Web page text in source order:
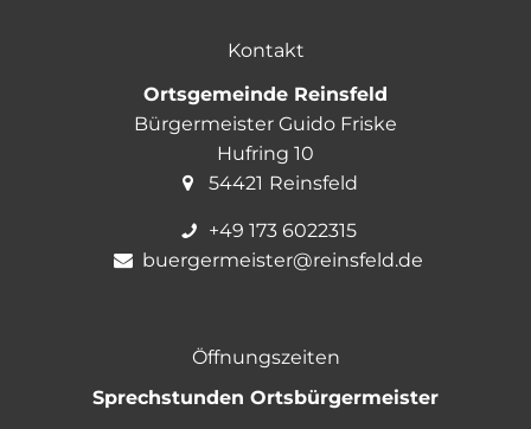
Kontakt
Ortsgemeinde Reinsfeld
Bürgermeister Guido Friske
Hufring 10
54421 Reinsfeld
+49 173 6022315
buergermeister@reinsfeld.de
Öffnungszeiten
Sprechstunden Ortsbürgermeister